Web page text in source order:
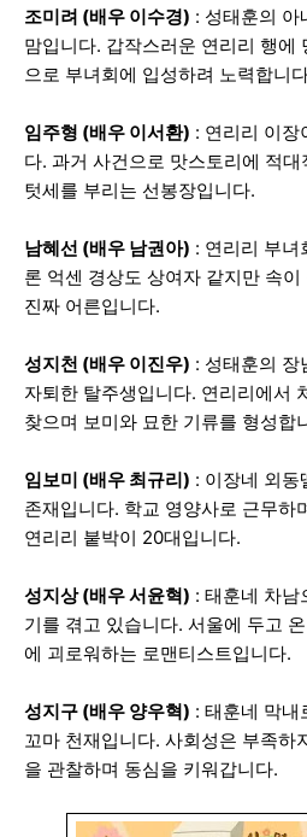
조미려 (배우 이수경) : 성태훈의 아
맘입니다. 갑작스러운 연리리 행에
으로 부녀회에 입성하려 노력합니
임주형 (배우 이서환) : 연리리 이장
다. 과거 사건으로 맛스토리에 적
텃세를 부리는 선봉장입니다.
남혜선 (배우 남권아) : 연리리 부녀
론 억센 경상도 상여자 같지만 속
진짜 어른입니다.
성지천 (배우 이진우) : 성태훈의 장
자퇴한 탈주생입니다. 연리리에서
찾으며 보미와 묘한 기류를 형성합
임보미 (배우 최규리) : 이장네 외동
존재입니다. 학교 영양사로 근무하
연리리 붙박이 20대입니다.
성지상 (배우 서윤혁) : 태훈네 차남
기를 겪고 있습니다. 서울에 두고
에 괴로워하는 로맨티스트입니다.
성지구 (배우 양우혁) : 태훈네 막내
꼬마 천재입니다. 사회성은 부족하
을 관찰하며 동심을 키워갑니다.